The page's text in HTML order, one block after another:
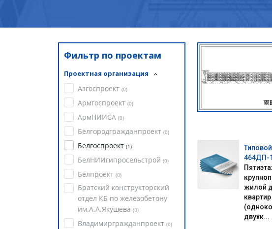
Фильтр по проектам
Проектная организация
Азгоспроект (0)
Армгоспроект (0)
АрмНИИСА (0)
Белгородгражданпроект (0)
Белгоспроект (1)
БелНИИгипросельстрой (0)
Белпроект (0)
Братский конструкторский
отдел КБ по железобетону
им.А.А.Якушева (0)
Владимиргражданпроект (0)
464ДП-
жилой
квартир
двухк...